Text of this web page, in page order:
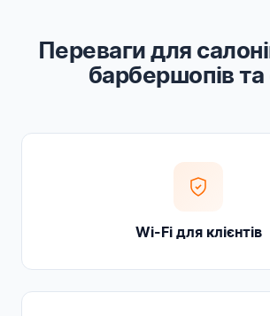
Переваги для
барбершопів та
Wi-Fi для клієнтів